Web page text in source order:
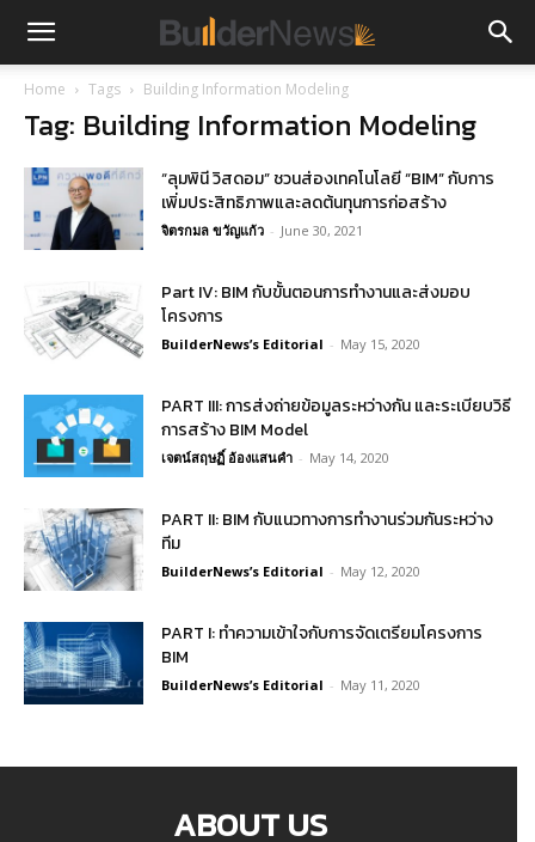
Home Tags Building Information Modeling
Tag: Building Information Modeling
“ลุมพินี วิสดอม” ชวนส่องเทคโนโลยี “BIM” กับการ
เพิ่มประสิทธิภาพและลดต้นทุนการก่อสร้าง
จิตรกมล ขวัญแก้ว - June 30, 2021
Part IV: BIM กับขั้นตอนการทำงานและส่งมอบ
โครงการ
BuilderNews’s Editorial - May 15, 2020
PART III: การส่งถ่ายข้อมูลระหว่างกัน และระเบียบวิธี
การสร้าง BIM Model
เจตน์สฤษฏิ์ อ้องแสนคำ - May 14, 2020
PART II: BIM กับแนวทางการทำงานร่วมกันระหว่าง
ทีม
BuilderNews’s Editorial - May 12, 2020
PART I: ทำความเข้าใจกับการจัดเตรียมโครงการ
BIM
BuilderNews’s Editorial - May 11, 2020
ABOUT US